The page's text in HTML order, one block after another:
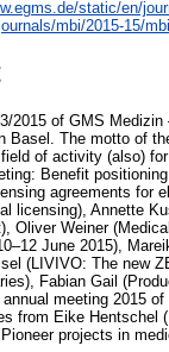
static/en/
mbi/2015-15/
2015 of GMS
Basel. The motto of
of activity (also)
Benefit
agreements
licensing), Annette
Oliver Weiner
June 2015),
(LIVIVO: The new
Fabian Gail
meeting 2015
from Eike Hentschel
projects in